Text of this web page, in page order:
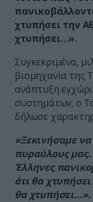
χτυπήσει την
χτυπήσει…».
Συγκεκριμένα,
βιομηχανία της
ανάπτυξη
συστημάτων, ο
δήλωσε
«Ξεκινήσαμε
πυραύλους μας.
Έλληνες
ότι θα
θα χτυπήσει…».